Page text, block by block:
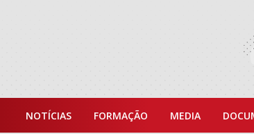
NOTÍCIAS FORMAÇÃO MEDIA